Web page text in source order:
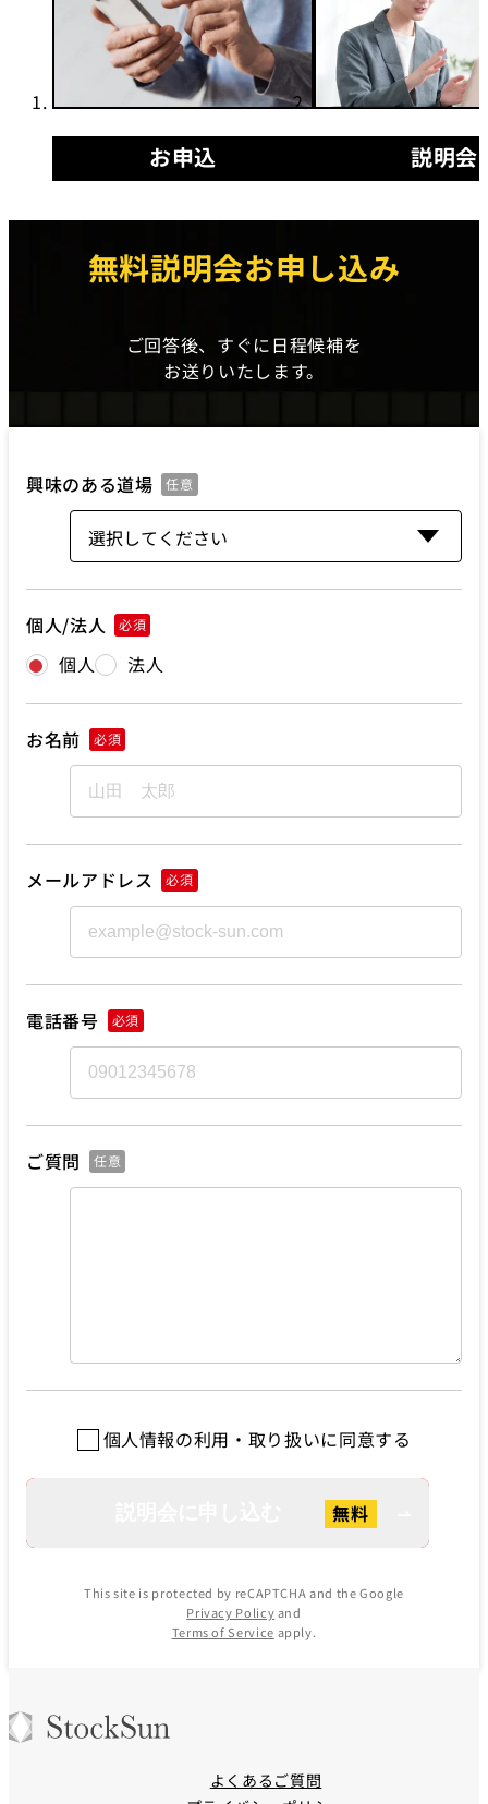
お申込 説明会
無料説明会お申し込み
ご回答後、すぐに日程候補を
お送りいたします。
興味のある道場 任意
個人/法人 必須
個人 法人
お名前 必須
メールアドレス 必須
電話番号 必須
ご質問 任意
個人情報の利用・取り扱いに同意する
This site is protected by reCAPTCHA and the Google
Privacy Policyand
Terms of Service apply.
よくあるご質問